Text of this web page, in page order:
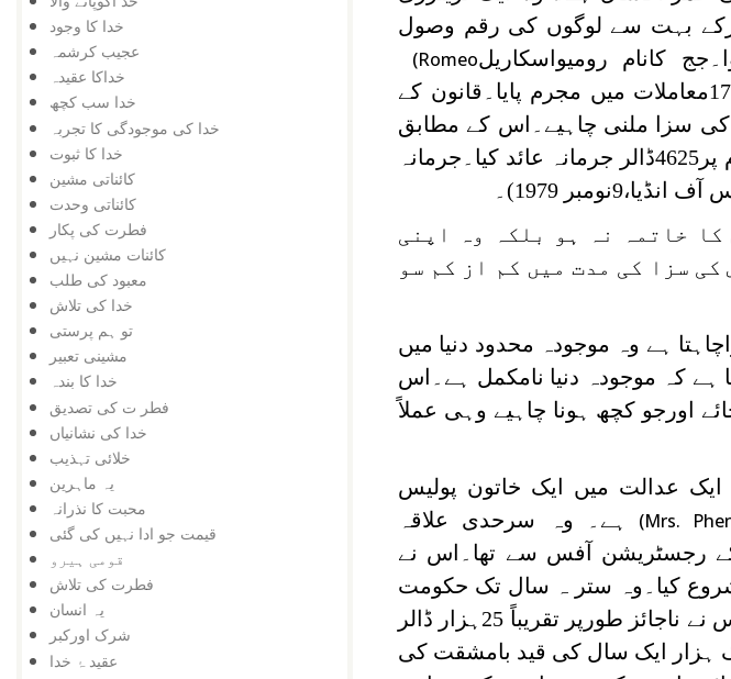
خدا کا وجود
عجیب کرشمہ
خداکا عقیدہ
خدا سب کچھ
خدا کی موجودگی کا تجربہ
خدا کا ثبوت
کائناتی مشین
کائناتی وحدت
فطرت کی پکار
کائنات مشین نہیں
معبود کی طلب
خدا کی تلاش
تو ہم پرستی
مشینی تعبیر
خدا کا بندہ
فطر ت کی تصدیق
خدا کی نشانیاں
خلائی تہذیب
یہ ماہرین
محبت کا نذرانہ
قیمت جو ادا نہیں کی گئی
قومی ہیرو
فطرت کی تلاش
یہ انسان
شرک اورکبر
عقید ۂ خدا
بہت سے لوگوں کی رقم وصول
کانام رومیواسکاریل(Romeo
تھا۔جج نے تفصیلی سماعت کے بعد گرسن ویوریا کو 17معاملات میں مجرم پایا۔قانون کے
کو10سال قید بامشقت کی سزا ملنی چاہیے۔اس کے مطابق
جج نے مجرم کو170سال کی سزا دی۔اسی کے ساتھ اس نے مجرم پر4625ڈالر جرمانہ عائد کیا۔جرمانہ
1979)۔
کا خاتمہ نہ ہو بلکہ وہ اپنی
سزا کی مدت میں کم از کم سو
ہے وہ موجودہ محدود دنیا میں
ہے کہ موجودہ دنیا نامکمل ہے۔اس
اورجو کچھ ہونا چاہیے وہی عملاً
ایک عدالت میں ایک خاتون پولیس
(Mrs.
ہے۔ وہ سرحدی علاقہ
رجسٹریشن آفس سے تھا۔اس نے
شروع کیا۔وہ ستر ہ سال تک حکومت
کو اوراسی کے ساتھ لوگوں کو فریب دیتی رہی۔اس مدت میں اس نے ناجائز طورپر تقریباً 25ہزار ڈالر
ہزار ایک سال کی قید بامشقت کی